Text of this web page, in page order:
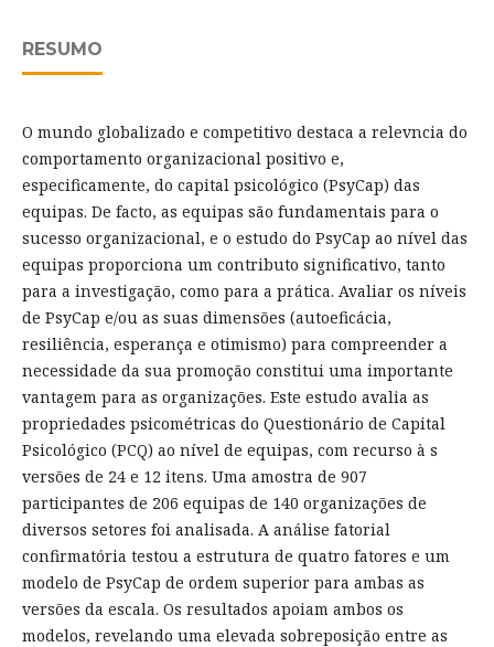
RESUMO
O mundo globalizado e competitivo destaca a relevncia do
comportamento organizacional positivo e,
especificamente, do capital psicológico (PsyCap) das
equipas. De facto, as equipas são fundamentais para o
sucesso organizacional, e o estudo do PsyCap ao nível das
equipas proporciona um contributo significativo, tanto
para a investigação, como para a prática. Avaliar os níveis
de PsyCap e/ou as suas dimensões (autoeficácia,
resiliência, esperança e otimismo) para compreender a
necessidade da sua promoção constitui uma importante
vantagem para as organizações. Este estudo avalia as
propriedades psicométricas do Questionário de Capital
Psicológico (PCQ) ao nível de equipas, com recurso à s
versões de 24 e 12 itens. Uma amostra de 907
participantes de 206 equipas de 140 organizações de
diversos setores foi analisada. A análise fatorial
confirmatória testou a estrutura de quatro fatores e um
modelo de PsyCap de ordem superior para ambas as
versões da escala. Os resultados apoiam ambos os
modelos, revelando uma elevada sobreposição entre as